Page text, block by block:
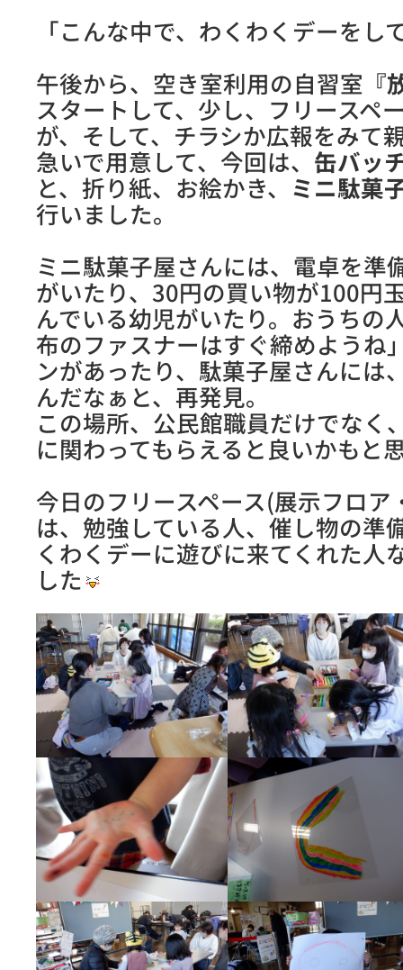
「こんな中で、わくわくデーを
午後から、空き室利用の自習室
スタートして、少し、フリースペ
が、そして、チラシか広報をみて
急いで用意して、今回は、 缶バッ
と、折り紙、お絵かき、 ミニ駄菓
行いました。
ミニ駄菓子屋さんには、電卓を準
がいたり、30円の買い物が100円
んでいる幼児がいたり。おうちの
布のファスナーはすぐ締めようね
ンがあったり、駄菓子屋さんには
んだなぁと、再発見。
この場所、公民館職員だけでなく
に関わってもらえると良いかもと
今日のフリースペース(展示フロ
は、勉強している人、催し物の準
くわくデーに遊びに来てくれた人
した